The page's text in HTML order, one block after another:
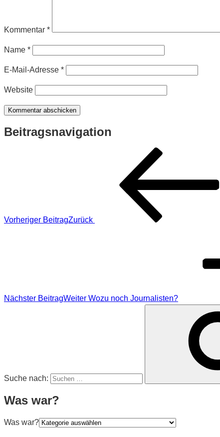
Kommentar *
Name *
E-Mail-Adresse *
Website
Beitragsnavigation
Vorheriger BeitragZurück
Nächster BeitragWeiter Wozu noch Journalisten?
Suche nach:
Was war?
Was war?